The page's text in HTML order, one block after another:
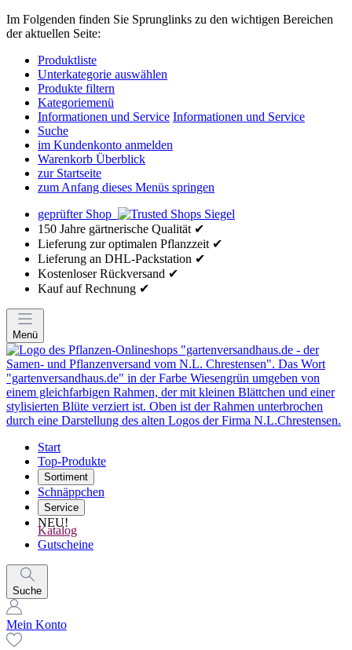
Im Folgenden finden Sie Sprunglinks zu den wichtigen Bereichen
der aktuellen Seite:
Produktliste
Unterkategorie auswählen
Produkte filtern
Kategoriemenü
Informationen und Service Informationen und Service
Suche
im Kundenkonto anmelden
Warenkorb Überblick
zur Startseite
zum Anfang dieses Menüs springen
geprüfter Shop
150 Jahre gärtnerische Qualität ✔
Lieferung zur optimalen Pflanzzeit ✔
Lieferung an DHL-Packstation ✔
Kostenloser Rückversand ✔
Kauf auf Rechnung ✔
Menü
Start
Top-Produkte
Sortiment
Schnäppchen
Service
NEU!
Katalog
Gutscheine
Suche
Mein Konto